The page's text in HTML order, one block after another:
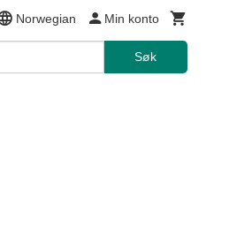
Norwegian Min konto
Søk